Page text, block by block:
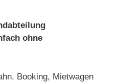
ohne
Booking, Mietwagen